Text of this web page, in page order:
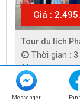
Giá :
Tour du lịch
Thời gian :
Khởi hành :
Messenger